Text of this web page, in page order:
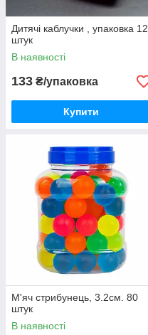
Дитячі каблучки , упаковка 12
штук
В наявності
133 ₴/упаковка
Купити
М'яч стрибунець, 3.2см. 80
штук
В наявності